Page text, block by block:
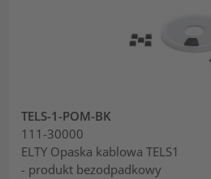
TELS-1-POM-BK
111-30000
ELTY Opaska kablowa TELS1
- produkt bezodpadkowy